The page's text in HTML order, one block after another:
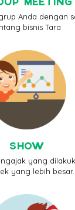
MEETING
Anda dengan
bisnis Tara
SHOW
yang
yang lebih besar.